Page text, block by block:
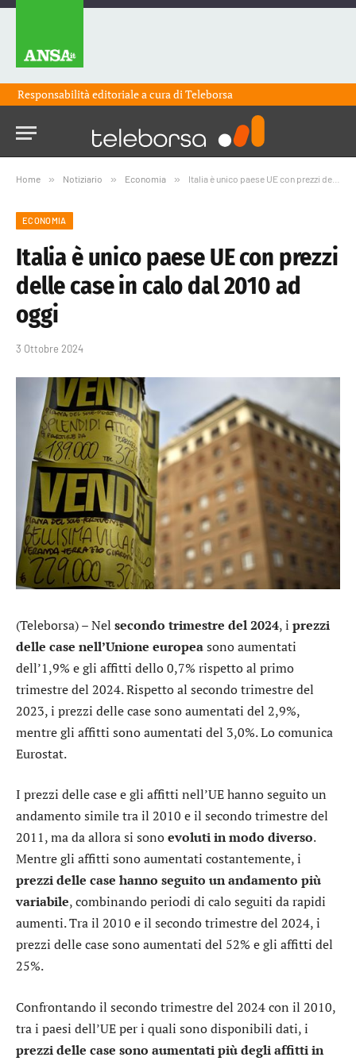
Responsabilità editoriale a cura diTeleborsa
Home » Notiziario » Economia » Italia è unico paese UE con prezzi delle case in calo dal 2010 ad oggi
ECONOMIA
Italia è unico paese UE con prezzi
delle case in calo dal 2010 ad
oggi
3 Ottobre 2024
(Teleborsa) – Nel secondo trimestre del 2024, i prezzi
delle case nell’Unione europeasono aumentati
dell’1,9% e gli affitti dello 0,7% rispetto al primo
trimestre del 2024. Rispetto al secondo trimestre del
2023, i prezzi delle case sono aumentati del 2,9%,
mentre gli affitti sono aumentati del 3,0%. Lo comunica
Eurostat.
I prezzi delle case e gli affitti nell’UE hanno seguito un
andamento simile tra il 2010 e il secondo trimestre del
2011, ma da allora si sonoevoluti in modo diverso.
Mentre gli affitti sono aumentati costantemente, i
prezzi delle case hanno seguito un andamento più
variabile, combinando periodi di calo seguiti da rapidi
aumenti. Tra il 2010 e il secondo trimestre del 2024, i
prezzi delle case sono aumentati del 52% e gli affitti del
25%.
Confrontando il secondo trimestre del 2024 con il 2010,
tra i paesi dell’UE per i quali sono disponibili dati, i
prezzi delle case sono aumentati più degli affitti in